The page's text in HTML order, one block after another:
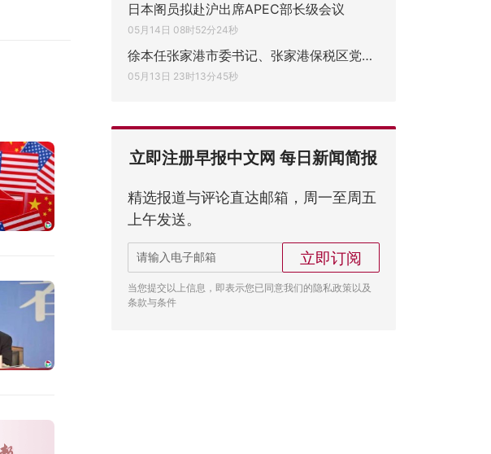
日本阁员拟赴沪出席APEC部长级会议
05月14日 08时52分24秒
徐本任张家港市委书记、张家港保税区党工委
05月13日 23时13分45秒
立即注册早报中文网 每日新闻简报
精选报道与评论直达邮箱，周一至周五
上午发送。
立即订阅
当您提交以上信息，即表示您已同意我们的隐私政策以及
条款与条件